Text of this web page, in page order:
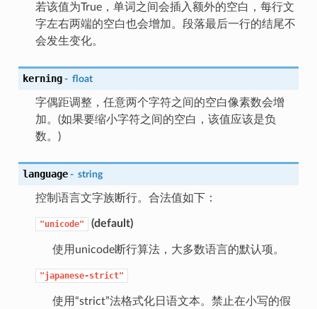
若该值为True，单词之间会插入额外的空白，每行文
字左右两端的空白也会增加。段落最后一行的结尾不
会发生变化。
kerning - float
字偶距调整，任意两个字符之间的空白像素数会增
加。(如果要缩小字符之间的空白，该值应该是负
数。)
language - string
控制语言文字族断行。合法值如下：
"unicode" (default)
使用unicode断行算法，大多数语言的默认项。
"japanese-strict"
使用“strict”法格式化日语文本。禁止在小写的假